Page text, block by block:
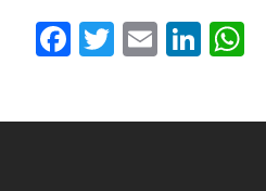
Facebook
Twitter
Email